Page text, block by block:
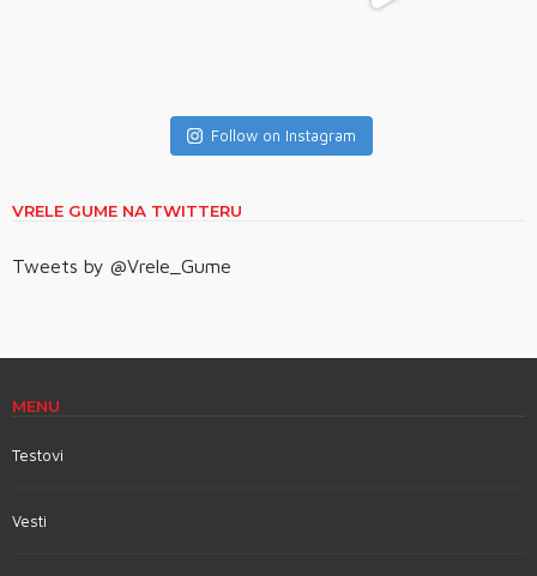
Follow on Instagram
VRELE GUME NA TWITTERU
Tweets by @Vrele_Gume
MENU
Testovi
Vesti